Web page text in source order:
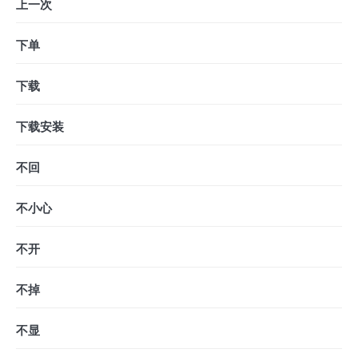
上一次
下单
下载
下载安装
不回
不小心
不开
不掉
不显